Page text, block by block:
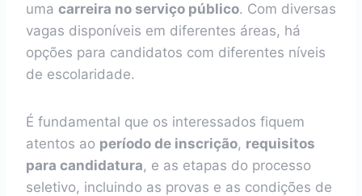
uma carreira no serviço público. Com diversas
vagas disponíveis em diferentes áreas, há
opções para candidatos com diferentes níveis
de escolaridade.
É fundamental que os interessados fiquem
atentos ao período de inscrição, requisitos
para candidatura, e as etapas do processo
seletivo, incluindo as provas e as condições de